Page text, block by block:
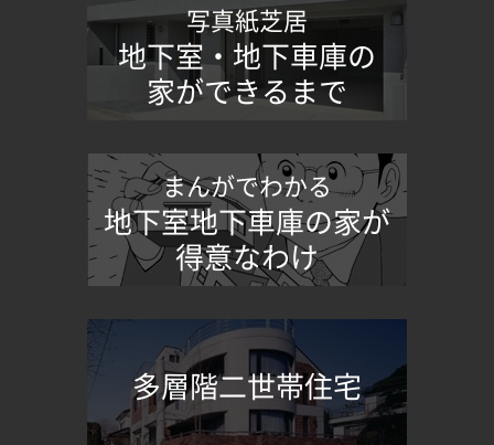
写真紙芝居
地下室・地下車庫の
家ができるまで
まんがでわかる
地下室地下車庫の家が
得意なわけ
多層階二世帯住宅